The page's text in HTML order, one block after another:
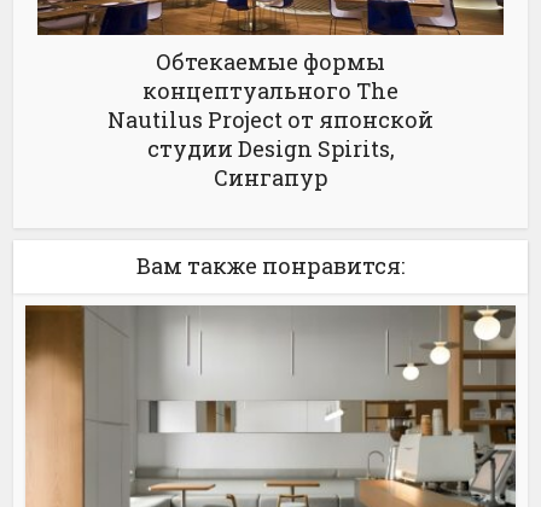
Обтекаемые формы
концептуального The
Nautilus Project от японской
студии Design Spirits,
Сингапур
Вам также понравится: